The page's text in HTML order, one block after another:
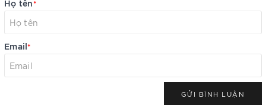
Họ tên*
Email*
GỬI BÌNH LUẬN